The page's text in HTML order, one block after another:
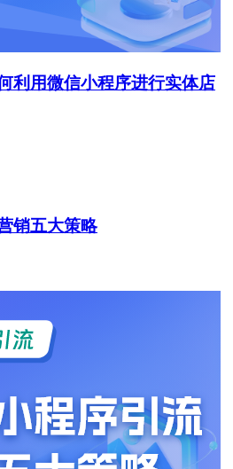
利用微信小程序进行实体店
销五大策略